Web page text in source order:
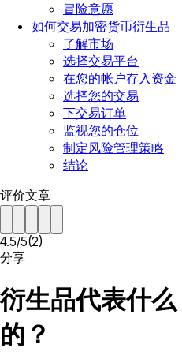
冒险意愿
如何交易加密货币衍生品
了解市场
选择交易平台
在您的帐户存入资金
选择您的交易
下交易订单
监视您的仓位
制定风险管理策略
结论
评价文章
4.5/5(2)
分享
衍生品代表什
的？